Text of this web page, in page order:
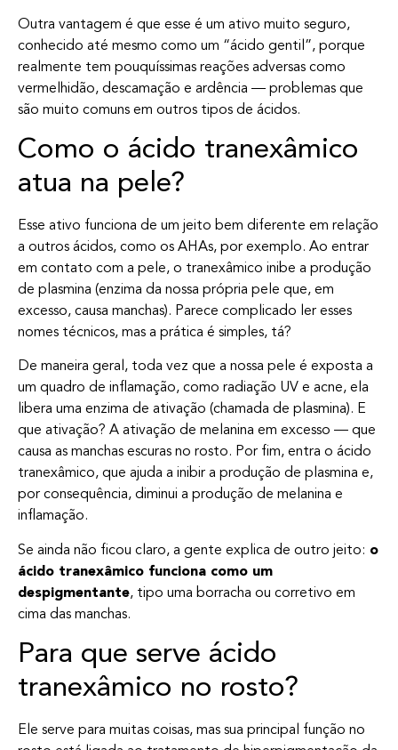
Outra vantagem é que esse é um ativo muito seguro,
conhecido até mesmo como um “ácido gentil”, porque
realmente tem pouquíssimas reações adversas como
vermelhidão, descamação e ardência — problemas que
são muito comuns em outros tipos de ácidos.
Como o ácido tranexâmico
atua na pele?
Esse ativo funciona de um jeito bem diferente em relação
a outros ácidos, como os AHAs, por exemplo. Ao entrar
em contato com a pele, o tranexâmico inibe a produção
de plasmina (enzima da nossa própria pele que, em
excesso, causa manchas). Parece complicado ler esses
nomes técnicos, mas a prática é simples, tá?
De maneira geral, toda vez que a nossa pele é exposta a
um quadro de inflamação, como radiação UV e acne, ela
libera uma enzima de ativação (chamada de plasmina). E
que ativação? A ativação de melanina em excesso — que
causa as manchas escuras no rosto. Por fim, entra o ácido
tranexâmico, que ajuda a inibir a produção de plasmina e,
por consequência, diminui a produção de melanina e
inflamação.
Se ainda não ficou claro, a gente explica de outro jeito: o
ácido tranexâmico funciona como um
despigmentante, tipo uma borracha ou corretivo em
cima das manchas.
Para que serve ácido
tranexâmico no rosto?
Ele serve para muitas coisas, mas sua principal função no